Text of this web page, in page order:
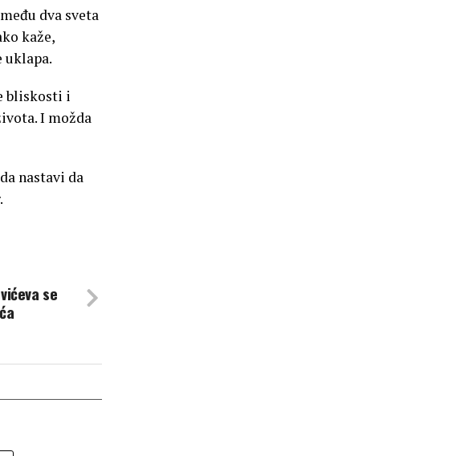
dva sveta
kaže,
uklapa.
bliskosti i
I možda
nastavi da
se